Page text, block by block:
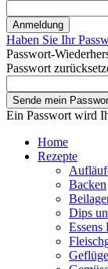
Haben Sie Ihr
Passwort-
Passwort
Ein Passwort wird
Home
Rezepte
Backen
Dips
Essens